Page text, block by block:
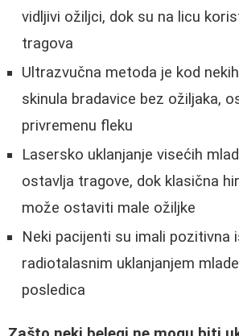
vidljivi ožiljci, dok su na licu
tragova
Ultrazvučna metoda je kod
skinula bradavice bez ožiljaka,
privremenu fleku
Lasersko uklanjanje visećih
ostavlja tragove, dok klasična
može ostaviti male ožiljke
Neki pacijenti su imali pozitivna
radiotalasnim uklanjanjem
posledica